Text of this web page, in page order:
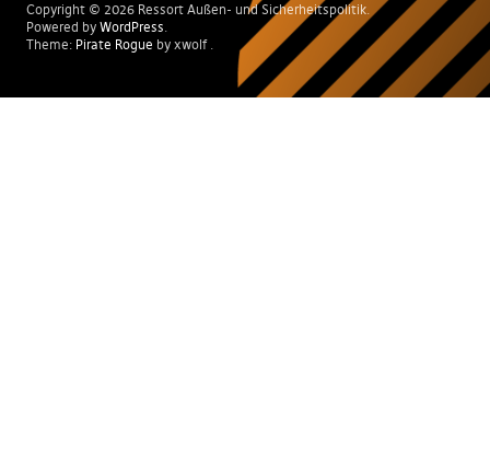
Copyright © 2026 Ressort Außen- und Sicherheitspolitik
Powered by WordPress
Theme: Pirate Rogue by xwolf